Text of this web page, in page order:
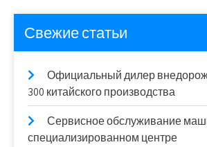
Свежие статьи
Официальный дилер
300 китайского производства
Сервисное обслуживание
специализированном центре